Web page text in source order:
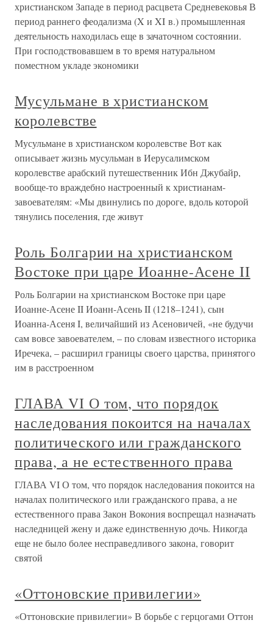
христианском Западе в период расцвета Средневековья В
период раннего феодализма (X и XI в.) промышленная
деятельность находилась еще в зачаточном состоянии.
При господствовавшем в то время натуральном
поместном укладе экономики
Мусульмане в христианском
королевстве
Мусульмане в христианском королевстве Вот как
описывает жизнь мусульман в Иерусалимском
королевстве арабский путешественник Ибн Джубайр,
вообще-то враждебно настроенный к христианам-
завоевателям: «Мы двинулись по дороге, вдоль которой
тянулись поселения, где живут
Роль Болгарии на христианском
Востоке при царе Иоанне-Асене II
Роль Болгарии на христианском Востоке при царе
Иоанне-Асене II Иоанн-Асень II (1218–1241), сын
Иоанна-Асеня I, величайший из Асеновичей, «не будучи
сам вовсе завоевателем, – по словам известного историка
Иречека, – расширил границы своего царства, принятого
им в расстроенном
ГЛАВА VI О том, что порядок
наследования покоится на началах
политического или гражданского
права, а не естественного права
ГЛАВА VI О том, что порядок наследования покоится на
началах политического или гражданского права, а не
естественного права Закон Вокония воспрещал назначать
наследницей жену и даже единственную дочь. Никогда
еще не было более несправедливого закона, говорит
святой
«Оттоновские привилегии»
«Оттоновские привилегии» В борьбе с герцогами Оттон